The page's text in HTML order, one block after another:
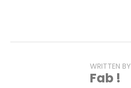
WRITTEN BY
Fab !